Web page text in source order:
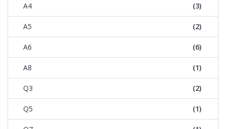
A4 (3)
A5 (2)
A6 (6)
A8 (1)
Q3 (2)
Q5 (1)